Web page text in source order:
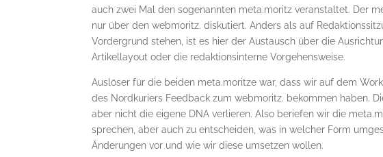
auch zwei Mal den sogenannten meta.moritz veranstaltet. Der
nur über den webmoritz. diskutiert. Anders als auf
Vordergrund stehen, ist es hier der Austausch über die
Artikellayout oder die redaktionsinterne Vorgehensweise.
Auslöser für die beiden meta.moritze war, dass wir auf dem
des Nordkuriers Feedback zum webmoritz. bekommen haben.
aber nicht die eigene DNA verlieren. Also beriefen wir die
sprechen, aber auch zu entscheiden, was in welcher Form
Änderungen vor und wie wir diese umsetzen wollen.